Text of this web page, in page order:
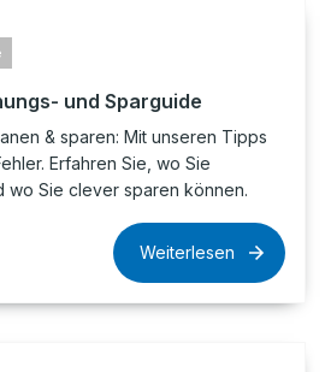
und Sparguide
& sparen: Mit unseren Tipps
Erfahren Sie, wo Sie
wo Sie clever sparen können.
Weiterlesen